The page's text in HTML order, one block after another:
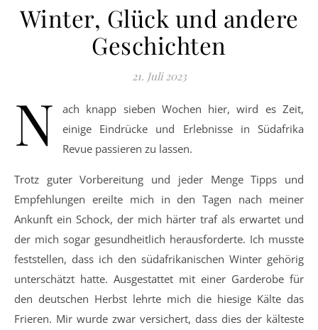
Winter, Glück und andere
Geschichten
21. Juli 2023
N
ach knapp sieben Wochen hier, wird es Zeit,
einige Eindrücke und Erlebnisse in Südafrika
Revue passieren zu lassen.
Trotz guter Vorbereitung und jeder Menge Tipps und
Empfehlungen ereilte mich in den Tagen nach meiner
Ankunft ein Schock, der mich härter traf als erwartet und
der mich sogar gesundheitlich herausforderte. Ich musste
feststellen, dass ich den südafrikanischen Winter gehörig
unterschätzt hatte. Ausgestattet mit einer Garderobe für
den deutschen Herbst lehrte mich die hiesige Kälte das
Frieren. Mir wurde zwar versichert, dass dies der kälteste